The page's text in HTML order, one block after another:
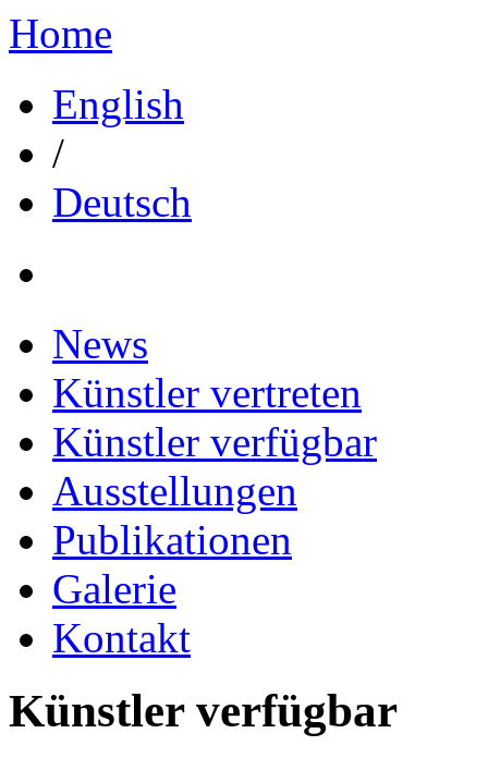
Home
English
/
Deutsch
News
Künstler vertreten
Künstler verfügbar
Ausstellungen
Publikationen
Galerie
Kontakt
Künstler verfügbar